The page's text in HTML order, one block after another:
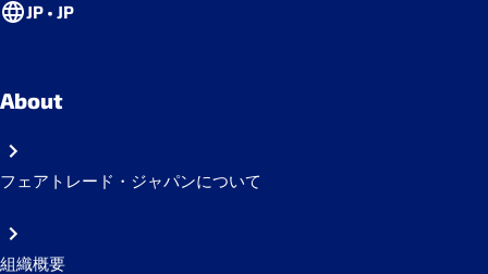
JP • JP
About
フェアトレード・ジャパンについて
組織概要